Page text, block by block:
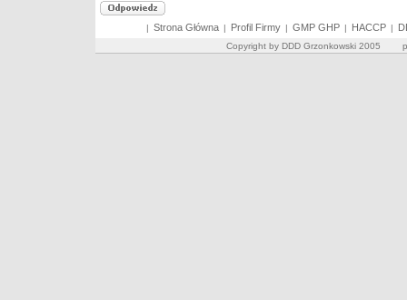
| Strona Główna | Profil Firmy | GMP GHP | HACCP |
Copyright by DDD Grzonkowski 2005